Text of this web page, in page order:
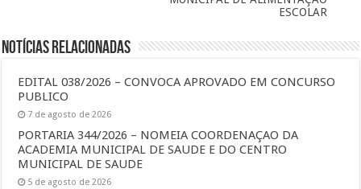
ESCOLAR
Notícias Relacionadas
EDITAL 038/2026 – CONVOCA APROVADO EM CONCURSO
PUBLICO
7 de agosto de 2026
PORTARIA 344/2026 – NOMEIA COORDENAÇAO DA
ACADEMIA MUNICIPAL DE SAUDE E DO CENTRO
MUNICIPAL DE SAUDE
5 de agosto de 2026